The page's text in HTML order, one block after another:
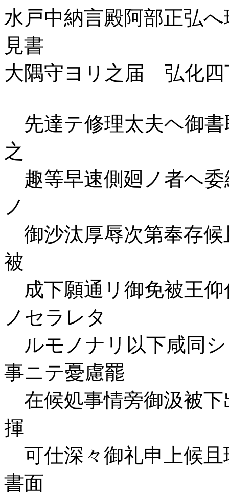
水戸中納言殿阿部正弘
見書
大隅守ヨリ之届 弘化四
先達テ修理太夫ヘ御書
之
趣等早速側廻ノ者ヘ委
ノ
御沙汰厚辱次第奉存候
被
成下願通リ御免被王
ノセラレタ
ルモノナリ以下咸同
事ニテ憂慮罷
在候処事情旁御汲被下
揮
可仕深々御礼申上候且
書面